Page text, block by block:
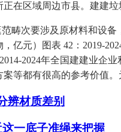
在区域周边市县。建建
次要涉及原材料和设备
亿元）图表 42：2019-
2024年全国建建业企
等都有很高的参考价值
辨材质差别
一底子准绳来把握